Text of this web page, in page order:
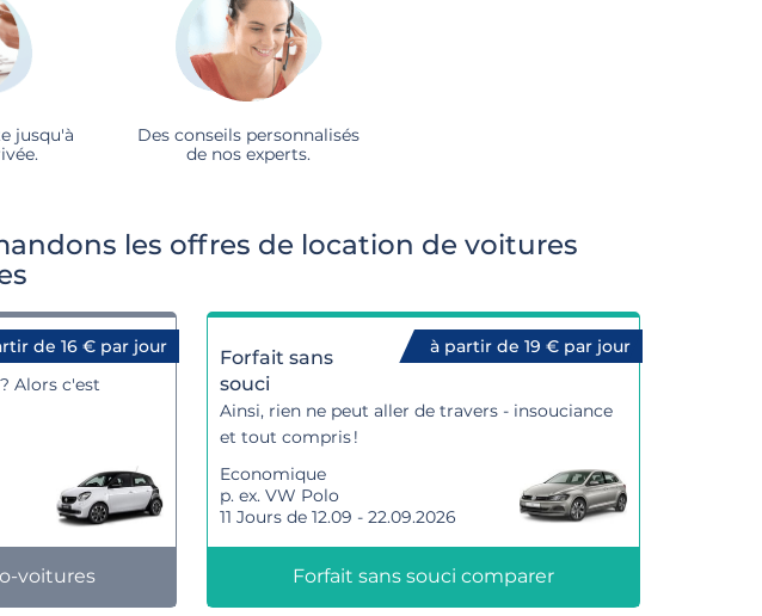
jusqu'à
Des conseils personnalisés
de nos experts.
les offres de location de voitures
de 16 € par jour
Alors c'est
voitures
à partir de 19 € par jour
Forfait sans
souci
Ainsi, rien ne peut aller de travers - insouciance
et tout compris !
Economique
p. ex. VW Polo
11 Jours de 12.09 - 22.09.2026
Forfait sans souci comparer